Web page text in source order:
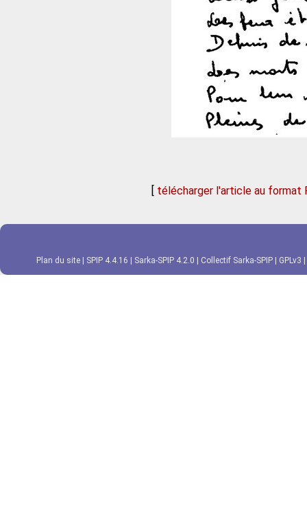
[ télécharger l'article au format
Plan du site SPIP 4.4.16 Sarka-SPIP 4.2.0 Collectif Sarka-SPIP GPLv3